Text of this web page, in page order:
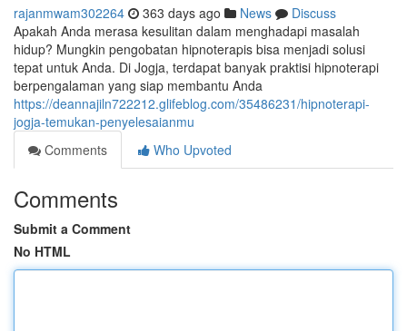
rajanmwam302264 363 days ago News
Discuss
Apakah Anda merasa kesulitan dalam menghadapi masalah
hidup? Mungkin pengobatan hipnoterapis bisa menjadi solusi
tepat untuk Anda. Di Jogja, terdapat banyak praktisi hipnoterapi
berpengalaman yang siap membantu Anda
https://deannajiln722212.glifeblog.com/35486231/hipnoterapi-
jogja-temukan-penyelesaianmu
Comments
Who Upvoted
Comments
Submit a Comment
No HTML